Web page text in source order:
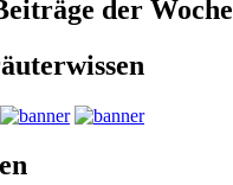
der Woche